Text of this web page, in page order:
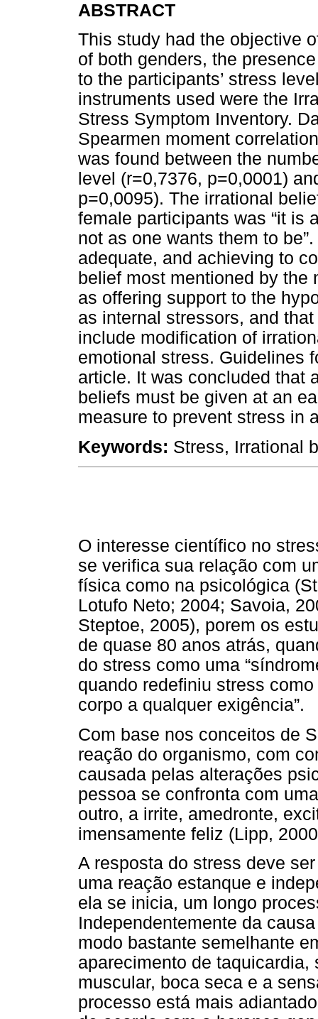
ABSTRACT
This study had the objective
of both genders, the
to the participants’ stress
instruments used were the
Stress Symptom Inventory.
Spearmen moment
was found between the
level (r=0,7376, p=0,0001)
p=0,0095). The irrational
female participants was “it is
not as one wants them to
adequate, and achieving to
belief most mentioned by
as offering support to the
as internal stressors, and
include modification of
emotional stress. Guidelines
article. It was concluded that
beliefs must be given at an
measure to prevent stress in
Keywords: Stress, Irrational
O interesse científico no
se verifica sua relação com
física como na psicológica
Lotufo Neto; 2004; Savoia,
Steptoe, 2005), porem os
de quase 80 anos atrás,
do stress como uma
quando redefiniu stress
corpo a qualquer exigência”.
Com base nos conceitos de
reação do organismo, com
causada pelas alterações
pessoa se confronta com
outro, a irrite, amedronte,
imensamente feliz (Lipp,
A resposta do stress deve
uma reação estanque e
ela se inicia, um longo
Independentemente da
modo bastante semelhante
aparecimento de
muscular, boca seca e a
processo está mais